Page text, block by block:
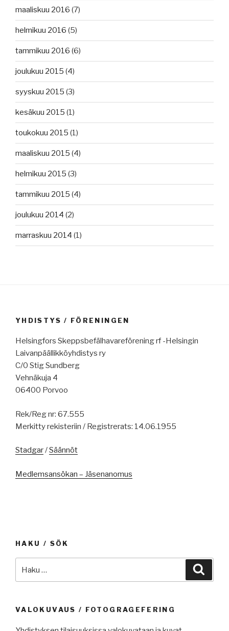
maaliskuu 2016 (7)
helmikuu 2016 (5)
tammikuu 2016 (6)
joulukuu 2015 (4)
syyskuu 2015 (3)
kesäkuu 2015 (1)
toukokuu 2015 (1)
maaliskuu 2015 (4)
helmikuu 2015 (3)
tammikuu 2015 (4)
joulukuu 2014 (2)
marraskuu 2014 (1)
YHDISTYS / FÖRENINGEN
Helsingfors Skeppsbefälhavareförening rf -Helsingin
Laivanpäällikköyhdistys ry
C/0 Stig Sundberg
Vehnäkuja 4
06400 Porvoo
Rek/Reg nr: 67.555
Merkitty rekisteriin / Registrerats: 14.06.1955
Stadgar/Säännöt
Medlemsansökan – Jäsenanomus
HAKU / SÖK
VALOKUVAUS / FOTOGRAGEFERING